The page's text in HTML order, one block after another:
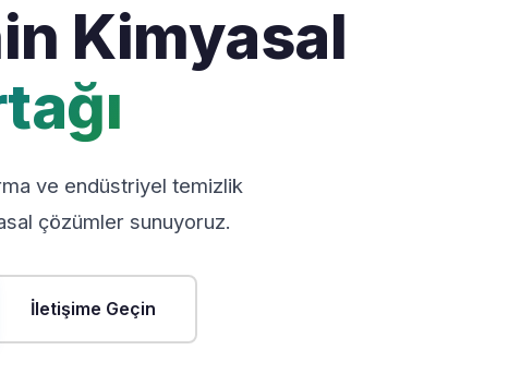
Kimyasal
ve endüstriyel temizlik
çözümler sunuyoruz.
İletişime Geçin